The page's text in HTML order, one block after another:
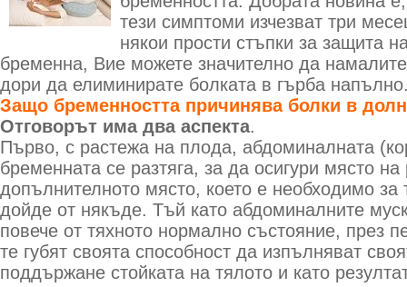
тези симптоми изчезват три
някои прости стъпки за защита
бременна, Вие можете значително да
дори да елиминирате болката в гърба
Защо бременността причинява болки в
Отговорът има два аспекта.
Първо, с растежа на плода, абдоминалната
бременната се разтяга, за да осигури място
допълнителното място, което е необходимо за
дойде от някъде. Тъй като абдоминалните
повече от тяхното нормално състояние, през
те губят своята способност да изпълняват
поддържане стойката на тялото и като